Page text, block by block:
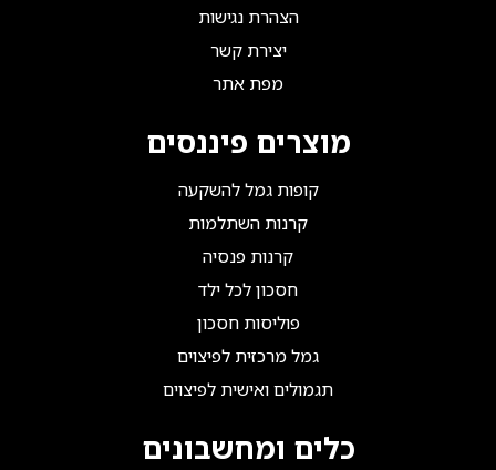
הצהרת נגישות
יצירת קשר
מפת אתר
מוצרים פיננסים
קופות גמל להשקעה
קרנות השתלמות
קרנות פנסיה
חסכון לכל ילד
פוליסות חסכון
גמל מרכזית לפיצוים
תגמולים ואישית לפיצוים
כלים ומחשבונים